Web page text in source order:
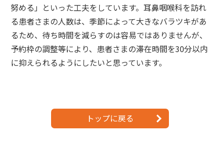
努める」といった工夫をしています。耳鼻咽喉科を訪れ
る患者さまの人数は、季節によって大きなバラツキがあ
るため、待ち時間を減らすのは容易ではありませんが、
予約枠の調整等により、患者さまの滞在時間を30分以内
に抑えられるようにしたいと思っています。
トップに戻る